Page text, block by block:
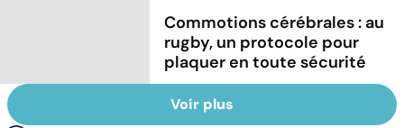
Commotions cérébrales : au
rugby, un protocole pour
plaquer en toute sécurité
Voir plus